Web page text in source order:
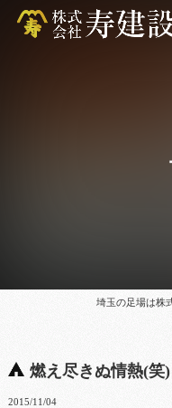
埼玉の足場は株
燃え尽きぬ情熱(笑)
2015/11/04